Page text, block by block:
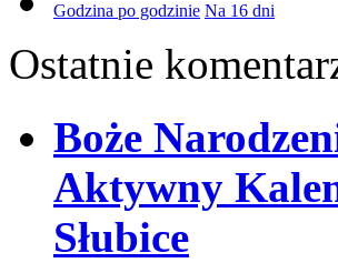
Godzina po godzinie Na 16 dni
Ostatnie
Boże
Aktywny
Słubice